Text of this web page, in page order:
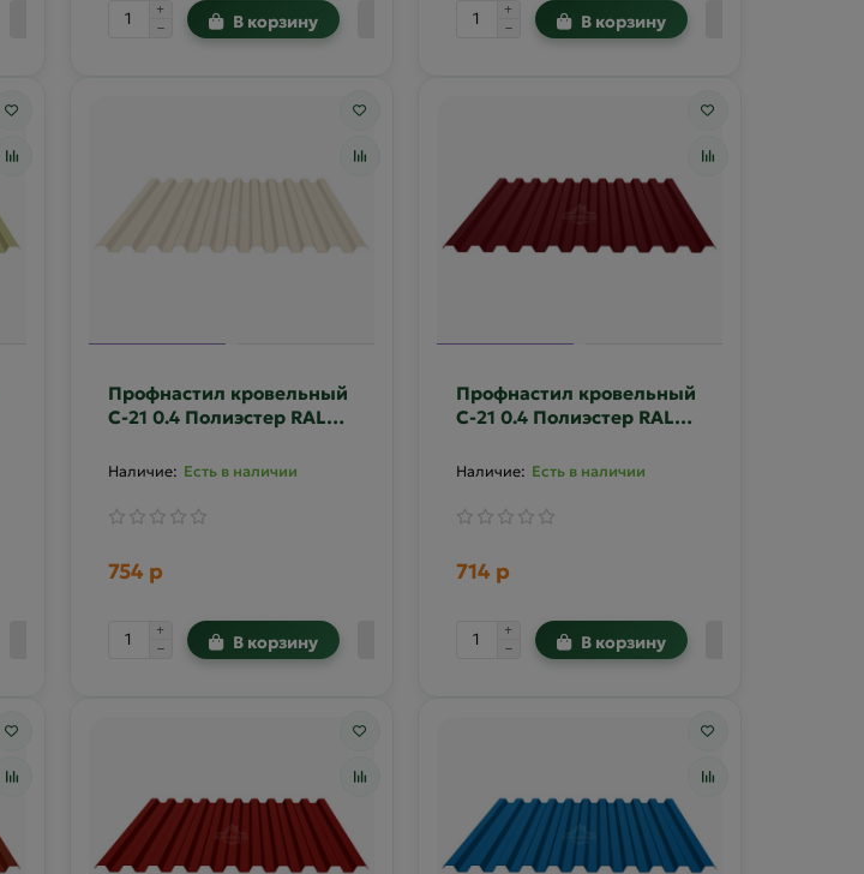
В корзину В корзину
Профнастил кровельный
С-21 0.4 Полиэстер RAL
Есть в наличии
754 р
В корзину
Профнастил кровельный
С-21 0.4 Полиэстер RAL
Есть в наличии
714 р
В корзину